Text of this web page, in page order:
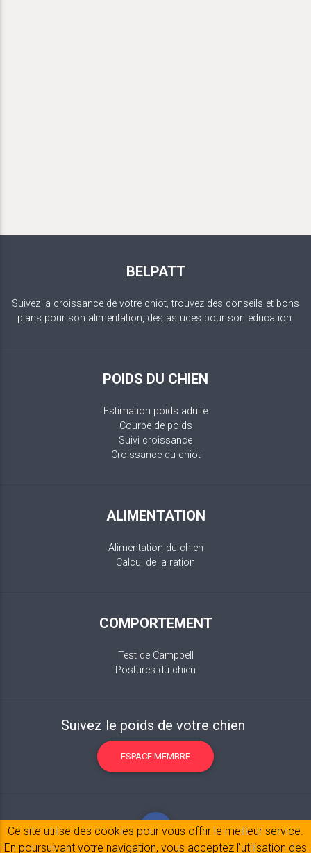
BELPATT
Suivez la croissance de votre chiot, trouvez des conseils et bons
plans pour son alimentation, des astuces pour son éducation.
POIDS DU CHIEN
Estimation poids adulte
Courbe de poids
Suivi croissance
Croissance du chiot
ALIMENTATION
Alimentation du chien
Calcul de la ration
COMPORTEMENT
Test de Campbell
Postures du chien
Suivez le poids de votre chien
ESPACE MEMBRE
Ce site utilise des cookies pour vous offrir le meilleur service.
En poursuivant votre navigation, vous acceptez l’utilisation des